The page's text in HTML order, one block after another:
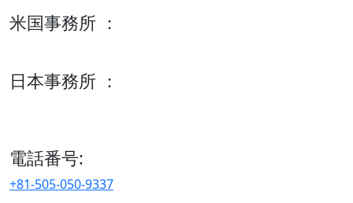
米国事務所 ：
日本事務所 ：
電話番号:
+81-505-050-9337